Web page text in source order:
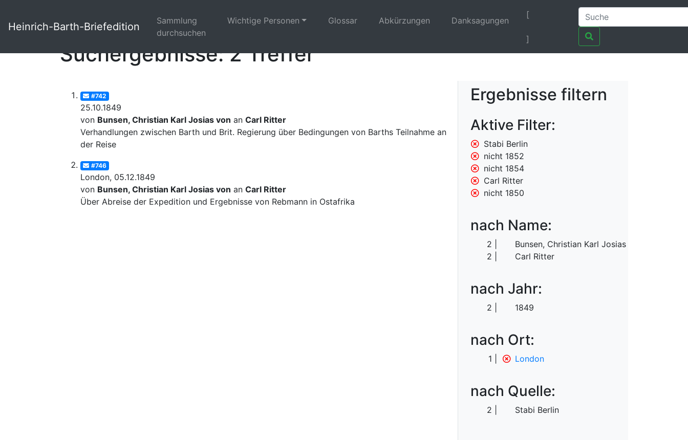
Heinrich-Barth-Briefedition
Sammlung
durchsuchen
Wichtige Personen Glossar Abkürzungen Danksagungen
[
]
Suchergebnisse: 2 Treffer
#742
25.10.1849
von Bunsen, Christian Karl Josias von an Carl Ritter
Verhandlungen zwischen Barth und Brit. Regierung über Bedingungen von Barths Teilnahme an
der Reise
#746
London, 05.12.1849
von Bunsen, Christian Karl Josias von an Carl Ritter
Über Abreise der Expedition und Ergebnisse von Rebmann in Ostafrika
Ergebnisse filtern
Aktive Filter:
Stabi Berlin
nicht 1852
nicht 1854
Carl Ritter
nicht 1850
nach Name:
2
Bunsen, Christian Karl Josias von
2
Carl Ritter
nach Jahr:
2 1849
nach Ort:
1 London
nach Quelle:
2 Stabi Berlin